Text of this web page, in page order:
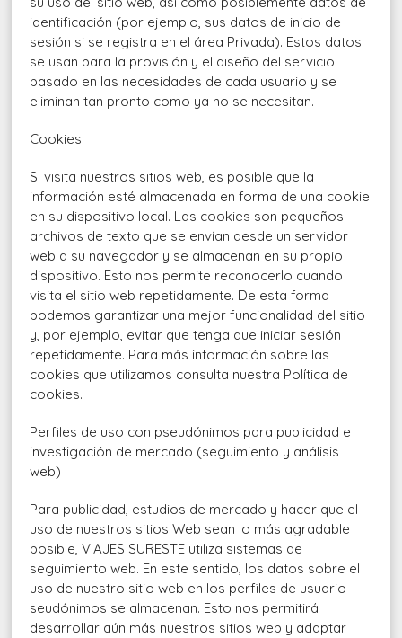
identificación (por ejemplo, sus datos de inicio de
sesión si se registra en el área Privada). Estos datos
se usan para la provisión y el diseño del servicio
basado en las necesidades de cada usuario y se
eliminan tan pronto como ya no se necesitan.
Cookies
Si visita nuestros sitios web, es posible que la
información esté almacenada en forma de una cookie
en su dispositivo local. Las cookies son pequeños
archivos de texto que se envían desde un servidor
web a su navegador y se almacenan en su propio
dispositivo. Esto nos permite reconocerlo cuando
visita el sitio web repetidamente. De esta forma
podemos garantizar una mejor funcionalidad del sitio
y, por ejemplo, evitar que tenga que iniciar sesión
repetidamente. Para más información sobre las
cookies que utilizamos consulta nuestra Política de
cookies.
Perfiles de uso con pseudónimos para publicidad e
investigación de mercado (seguimiento y análisis
web)
Para publicidad, estudios de mercado y hacer que el
uso de nuestros sitios Web sean lo más agradable
posible, VIAJES SURESTE utiliza sistemas de
seguimiento web. En este sentido, los datos sobre el
uso de nuestro sitio web en los perfiles de usuario
seudónimos se almacenan. Esto nos permitirá
desarrollar aún más nuestros sitios web y adaptar